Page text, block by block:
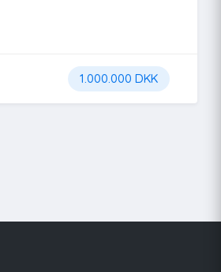
1.000.000 DKK